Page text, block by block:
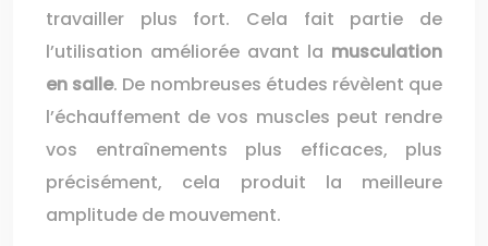
travailler plus fort. Cela fait partie de
l’utilisation améliorée avant la musculation
en salle. De nombreuses études révèlent que
l’échauffement de vos muscles peut rendre
vos entraînements plus efficaces, plus
précisément, cela produit la meilleure
amplitude de mouvement.